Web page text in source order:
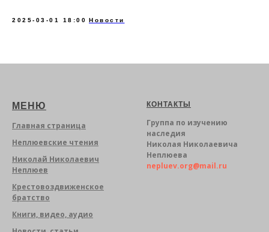
2025-03-01 18:00 Новости
МЕНЮ
Главная страница
Неплюевские чтения
Николай Николаевич
Неплюев
Крестовоздвиженское
братство
Книги, видео, аудио
КОНТАКТЫ
Группа по изучению
наследия
Николая Николаевича
Неплюева
nepluev.org@mail.ru